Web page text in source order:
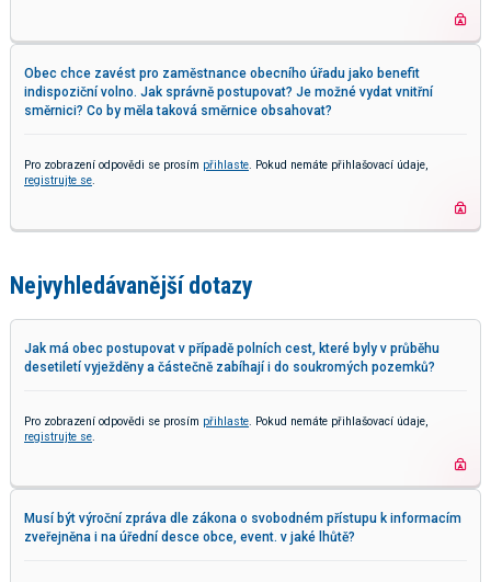
Obec chce zavést pro zaměstnance obecního úřadu jako benefit
indispoziční volno. Jak správně postupovat? Je možné vydat vnitřní
směrnici? Co by měla taková směrnice obsahovat?
Pro zobrazení odpovědi se prosím přihlaste . Pokud nemáte přihlašovací údaje,
registrujte se
Nejvyhledávanější dotazy
Jak má obec postupovat v případě polních cest, které byly v průběhu
desetiletí vyježděny a částečně zabíhají i do soukromých pozemků?
Pro zobrazení odpovědi se prosím přihlaste . Pokud nemáte přihlašovací údaje,
registrujte se
Musí být výroční zpráva dle zákona o svobodném přístupu k informacím
zveřejněna i na úřední desce obce, event. v jaké lhůtě?